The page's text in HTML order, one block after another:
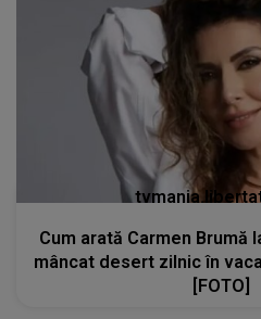
Cum arată Carmen Brumă
mâncat desert zilnic în
[FOTO]